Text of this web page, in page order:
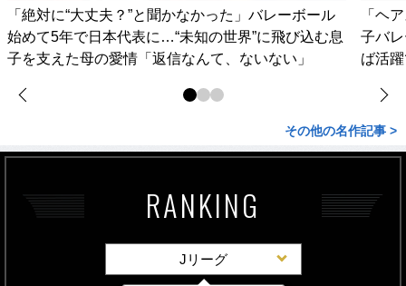
「絶対に“大丈夫？”と聞かなかった」バレーボール
始めて5年で日本代表に…“未知の世界”に飛び込む息
子を支えた母の愛情「返信なんて、ないない」
「ヘ
子バ
ば活
その他の名作記事 >
RANKING
Jリーグ